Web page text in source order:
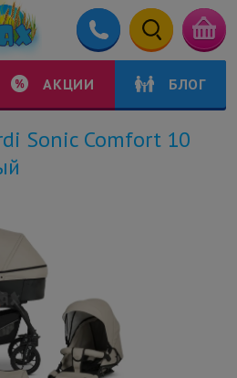
АКЦИИ БЛОГ
Sonic Comfort 10